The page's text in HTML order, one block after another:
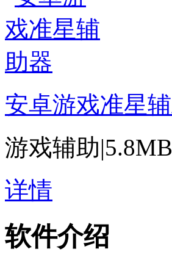
安卓游戏准星
游戏辅助|5.8MB
详情
软件介绍